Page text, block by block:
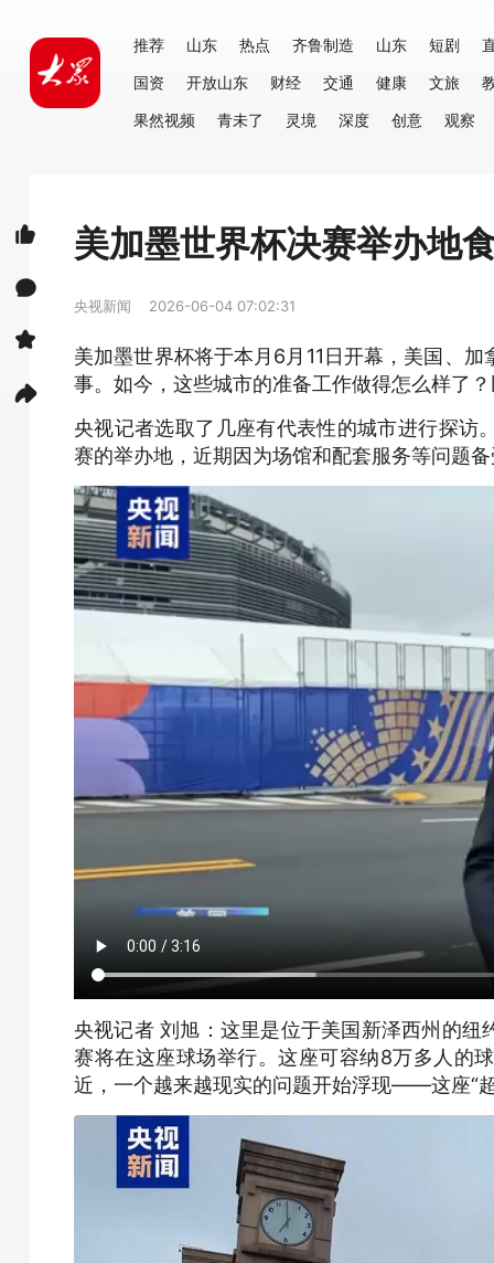
推荐 山东 热点 齐鲁制造 山东 短剧
国资
开放山东 财经 交通 健康 文旅
果然视频
青未了 灵境 深度 创意 观察
美加墨世界杯决赛举办地
央视新闻 2026-06-04 07:02:31
美加墨世界杯将于本月6月11日开幕，美国、
事。如今，这些城市的准备工作做得怎么样了
央视记者选取了几座有代表性的城市进行探访
赛的举办地，近期因为场馆和配套服务等问题
央视记者 刘旭：这里是位于美国新泽西州的
赛将在这座球场举行。这座可容纳8万多人的
近，一个越来越现实的问题开始浮现——这座“